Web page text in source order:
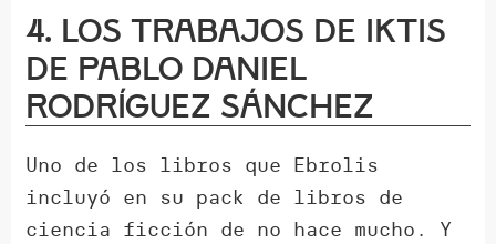
4. Los Trabajos de Iktis
de Pablo Daniel
Rodríguez Sánchez
Uno de los libros que Ebrolis
incluyó en su pack de libros de
ciencia ficción de no hace mucho. Y